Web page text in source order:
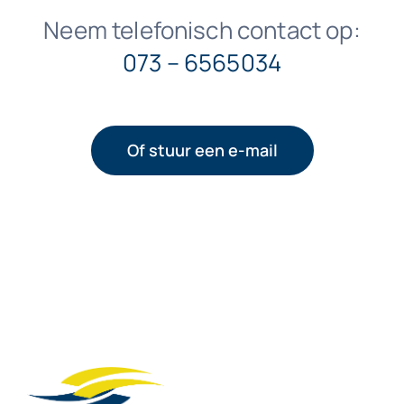
Neem telefonisch contact op:
073 – 6565034
Of stuur een e-mail